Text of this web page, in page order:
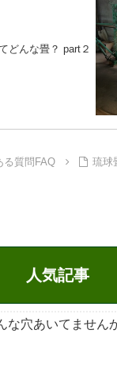
どんな畳？ part２
る質問FAQ 琉球
人気記事
な穴あいてません